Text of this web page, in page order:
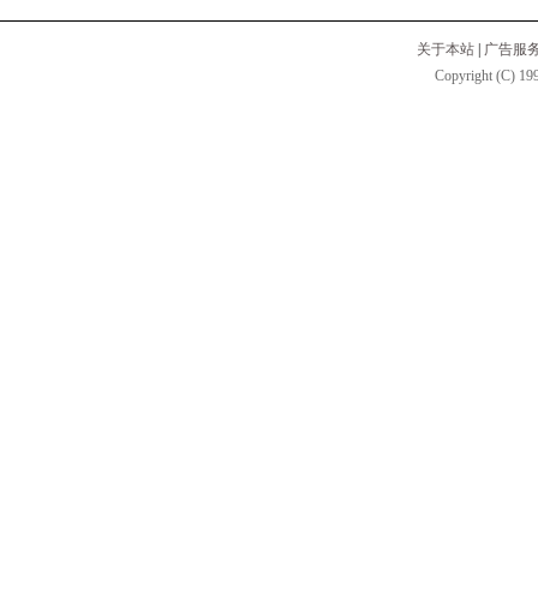
关于本站
广告服
Copyright (C)